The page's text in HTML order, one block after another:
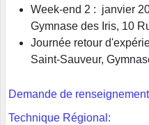
Week-end 2 : janvier
Gymnase des Iris, 10
Journée retour
Saint-Sauveur,
Demande de
Technique Régional: